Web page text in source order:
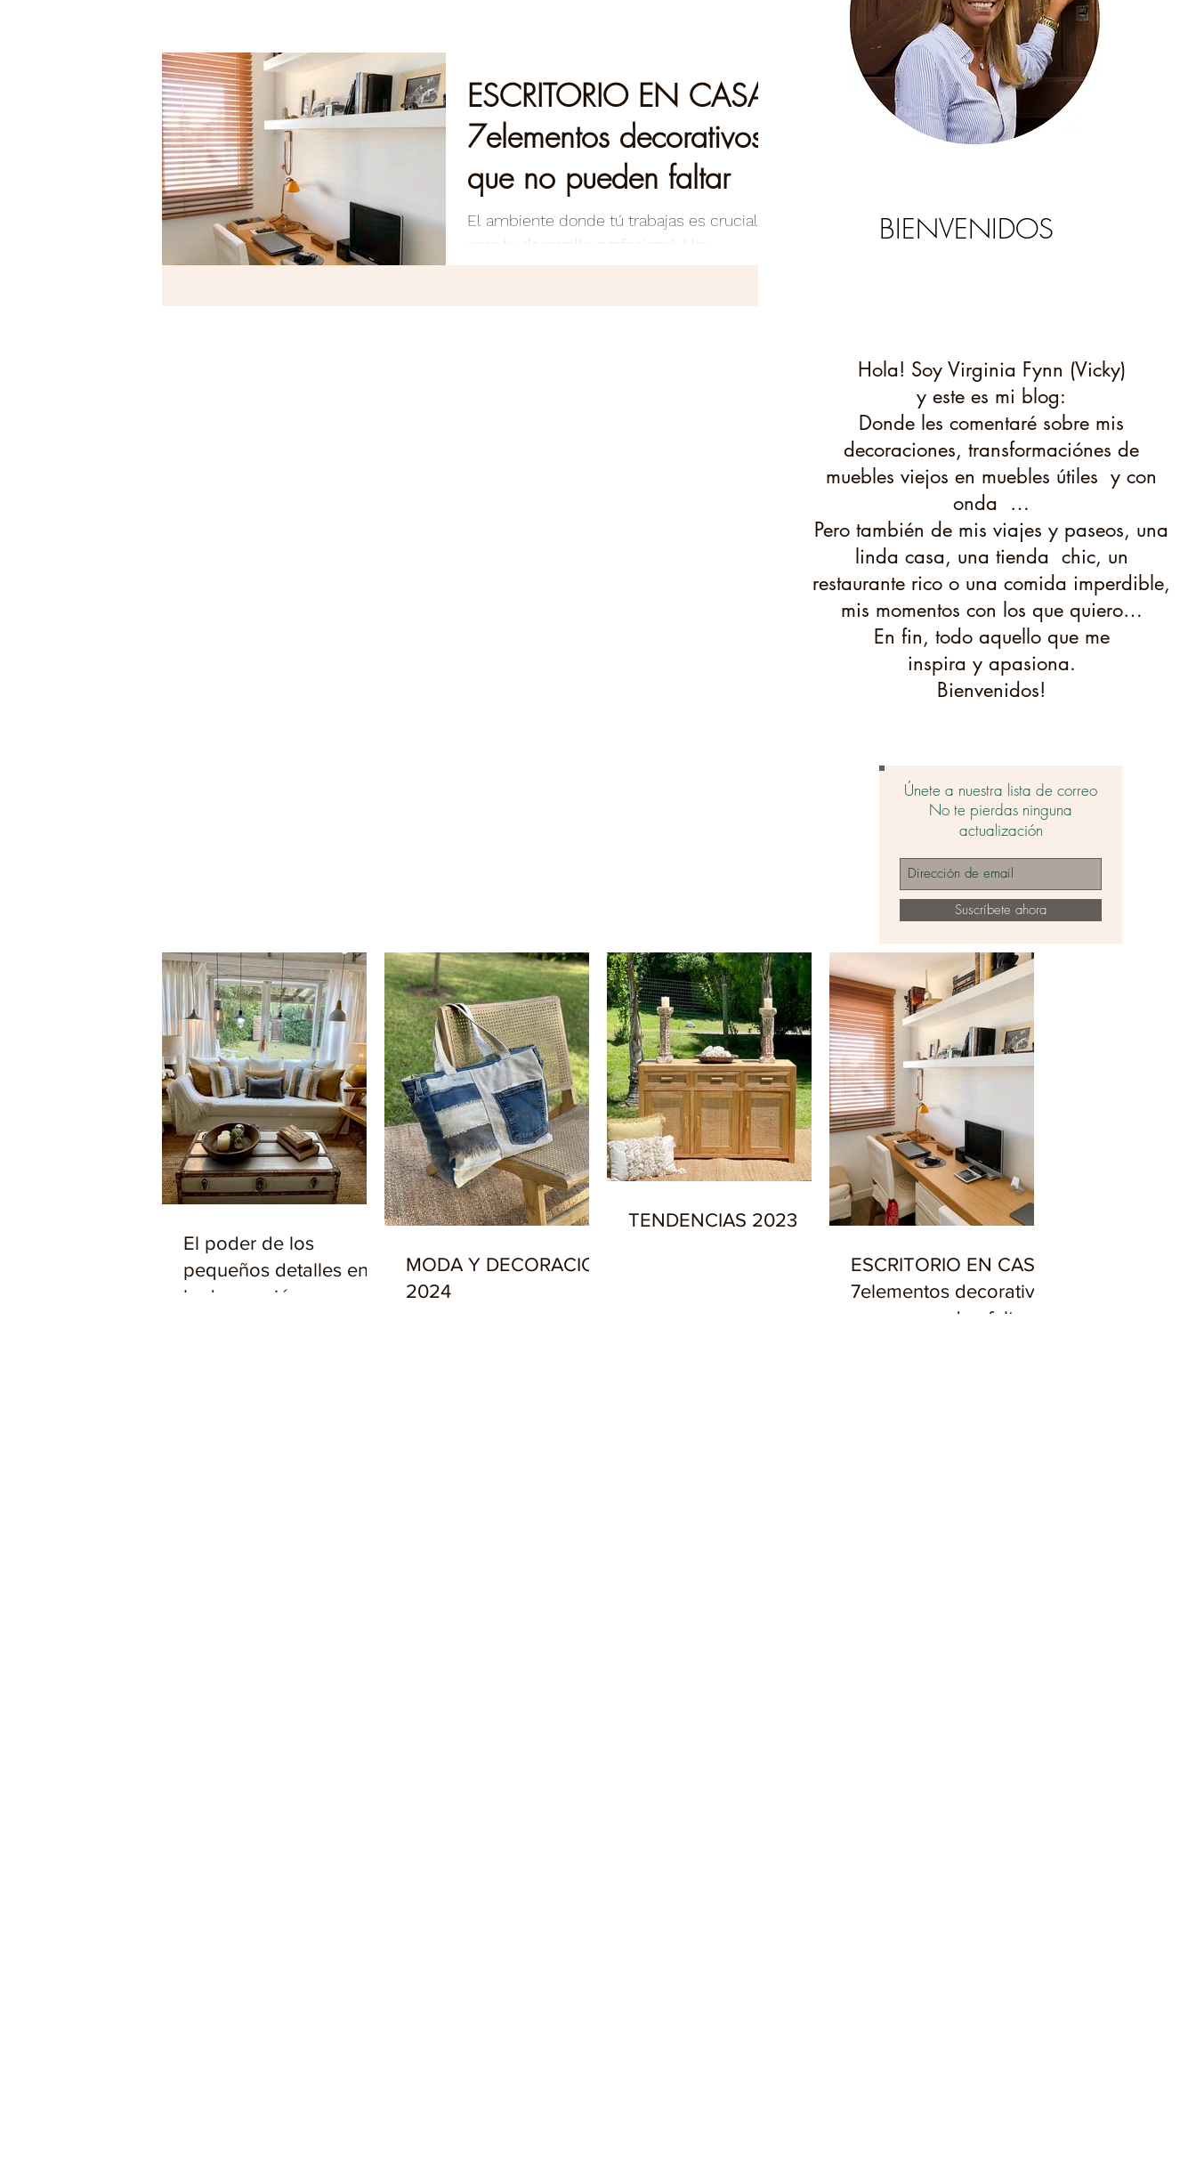
ESCRITORIO EN CASA,
7elementos decorativos
que no pueden faltar
El ambiente donde tú trabajas es crucial
para tu desarrollo profesional. Hay
BIENVENIDOS
Hola! Soy Virginia Fynn (Vicky)
y este es mi blog:
Donde les comentaré sobre mis
decoraciones, transformaciónes de
muebles viejos en muebles útiles y con
onda …
Pero también de mis viajes y paseos, una
linda casa, una tienda chic, un
restaurante rico o una comida imperdible,
mis momentos con los que quiero…
En fin, todo aquello que me
inspira y apasiona.
Bienvenidos!
Únete a nuestra lista de correo
No te pierdas ninguna
actualización
Suscríbete ahora
El poder de los
pequeños detalles en
la decoración
MODA Y DECORACION
2024
TENDENCIAS 2023
ESCRITORIO EN CASA,
7elementos decorativos
que no pueden faltar